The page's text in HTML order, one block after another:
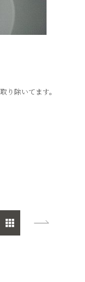
り除いてます。